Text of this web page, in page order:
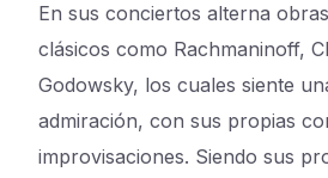
En sus conciertos alterna
clásicos como Rachmaninoff,
Godowsky, los cuales siente
admiración, con sus propias
improvisaciones. Siendo sus